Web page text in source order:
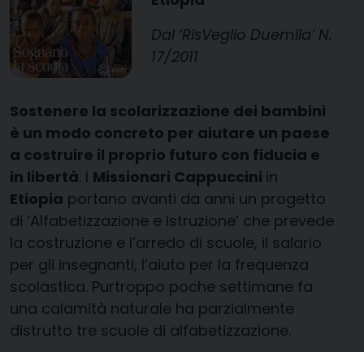
Dal ‘RisVeglio Duemila’ N.
17/2011
Sostenere la scolarizzazione dei bambini
è un modo concreto per aiutare un paese
a costruire il proprio futuro con fiducia e
in libertà. I Missionari Cappuccini in
Etiopia portano avanti da anni un progetto
di ‘Alfabetizzazione e istruzione’ che prevede
la costruzione e l’arredo di scuole, il salario
per gli insegnanti, l’aiuto per la frequenza
scolastica. Purtroppo poche settimane fa
una calamità naturale ha parzialmente
distrutto tre scuole di alfabetizzazione.